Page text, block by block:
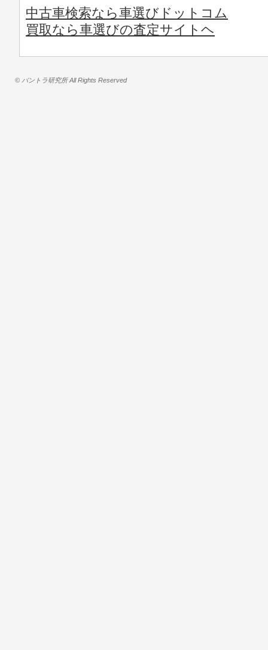
中古車検索なら車選びドットコム
買取なら車選びの査定サイトヘ
© バントラ研究所 All Rights Reserved